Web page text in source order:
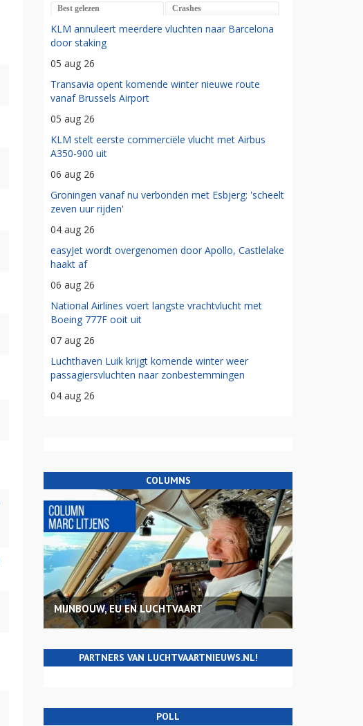
Best gelezen Crashes
KLM annuleert meerdere vluchten naar Barcelona
door staking
05 aug 26
Transavia opent komende winter nieuwe route
vanaf Brussels Airport
05 aug 26
KLM stelt eerste commerciële vlucht met Airbus
A350-900 uit
06 aug 26
Groningen vanaf nu verbonden met Esbjerg: 'scheelt
zeven uur rijden'
04 aug 26
easyJet wordt overgenomen door Apollo, Castlelake
haakt af
06 aug 26
National Airlines voert langste vrachtvlucht met
Boeing 777F ooit uit
07 aug 26
Luchthaven Luik krijgt komende winter weer
passagiersvluchten naar zonbestemmingen
04 aug 26
COLUMNS
MIJNBOUW, EU EN LUCHTVAART
PARTNERS VAN LUCHTVAARTNIEUWS.NL!
POLL